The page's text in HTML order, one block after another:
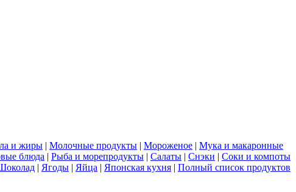
и жиры | Молочные продукты | Мороженое | Мука и макаронные
блюда | Рыба и морепродукты | Салаты | Снэки | Соки и компоты
| Ягоды | Яйца | Японская кухня | Полный список продуктов